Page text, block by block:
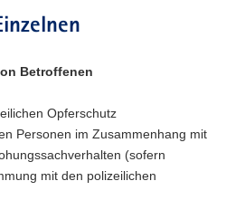
Betroffenen
Opferschutz
Personen im Zusammenhang mit
(sofern
mit den polizeilichen